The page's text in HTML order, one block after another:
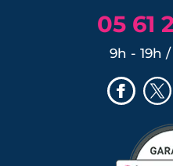
Programmes neufs
Programmes neufs
Programmes neufs
05 61
9h - 19h